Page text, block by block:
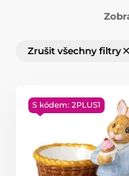
Zrušit všechny filtry
S kódem: 2PLUS1